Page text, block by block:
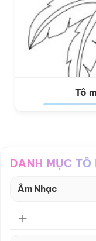
Tô
DANH MỤC TÔ
Âm Nhạc